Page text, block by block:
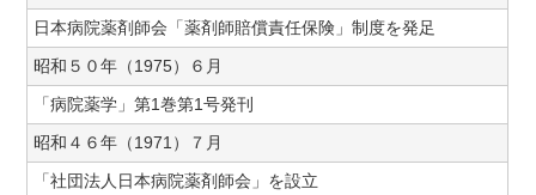
日本病院薬剤師会「薬剤師賠償責任保険」制度を発足
昭和５０年（1975）６月
「病院薬学」第1巻第1号発刊
昭和４６年（1971）７月
「社団法人日本病院薬剤師会」を設立